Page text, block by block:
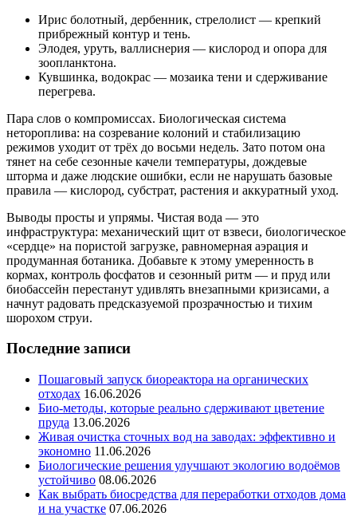
Ирис болотный, дербенник, стрелолист — крепкий
прибрежный контур и тень.
Элодея, уруть, валлиснерия — кислород и опора для
зоопланктона.
Кувшинка, водокрас — мозаика тени и сдерживание
перегрева.
Пара слов о компромиссах. Биологическая система
нетороплива: на созревание колоний и стабилизацию
режимов уходит от трёх до восьми недель. Зато потом она
тянет на себе сезонные качели температуры, дождевые
шторма и даже людские ошибки, если не нарушать базовые
правила — кислород, субстрат, растения и аккуратный уход.
Выводы просты и упрямы. Чистая вода — это
инфраструктура: механический щит от взвеси, биологическое
«сердце» на пористой загрузке, равномерная аэрация и
продуманная ботаника. Добавьте к этому умеренность в
кормах, контроль фосфатов и сезонный ритм — и пруд или
биобассейн перестанут удивлять внезапными кризисами, а
начнут радовать предсказуемой прозрачностью и тихим
шорохом струи.
Последние записи
Пошаговый запуск биореактора на органических
отходах 16.06.2026
Био-методы, которые реально сдерживают цветение
пруда 13.06.2026
Живая очистка сточных вод на заводах: эффективно и
экономно 11.06.2026
Биологические решения улучшают экологию водоёмов
устойчиво 08.06.2026
Как выбрать биосредства для переработки отходов дома
и на участке 07.06.2026